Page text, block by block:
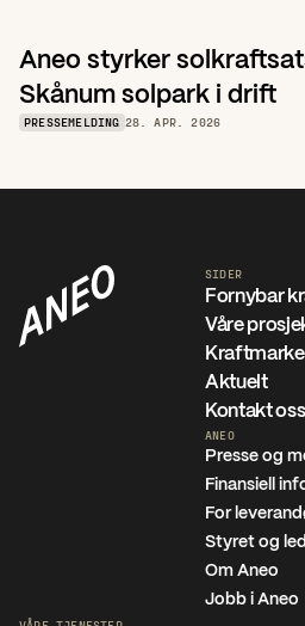
Aneo styrker
Skånum solpark i drift
PRESSEMELDING 28. APR. 2026
SIDER
Fornybar
Våre
Aktuelt
Kontakt oss
ANEO
Presse og
Finansiell
For
Styret og
Om Aneo
Jobb i Aneo